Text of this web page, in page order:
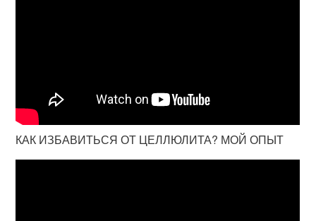
КАК ИЗБАВИТЬСЯ ОТ ЦЕЛЛЮЛИТА? МОЙ ОПЫТ